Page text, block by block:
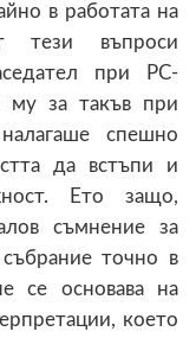
в работата на
тези въпроси
при РС-
му за такъв при
спешно
да встъпи и
Ето защо,
съмнение за
точно в
се основава на
което